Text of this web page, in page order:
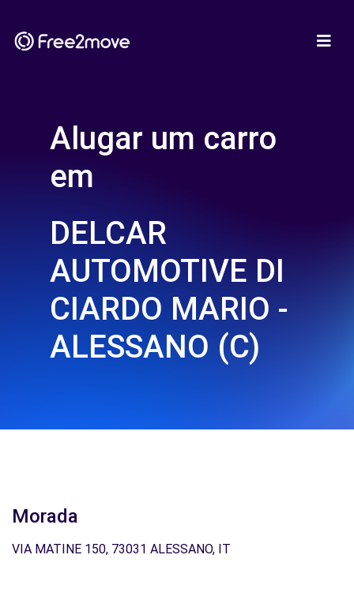
Alugar um carro
em
DELCAR
AUTOMOTIVE DI
CIARDO MARIO -
ALESSANO (C)
Morada
VIA MATINE 150, 73031 ALESSANO, IT